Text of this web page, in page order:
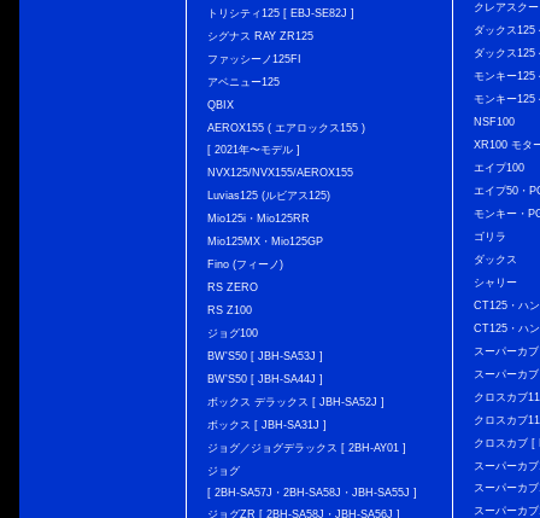
トリシティ125 [ EBJ-SE82J ]
シグナス RAY ZR125
ファッシーノ125FI
アベニュー125
QBIX
AEROX155 ( エアロックス155 )
[ 2021年〜モデル ]
NVX125/NVX155/AEROX155
Luvias125 (ルビアス125)
Mio125i・Mio125RR
Mio125MX・Mio125GP
Fino (フィーノ)
RS ZERO
RS Z100
ジョグ100
BW'S50 [ JBH-SA53J ]
BW'S50 [ JBH-SA44J ]
ボックス デラックス [ JBH-SA52J ]
ボックス [ JBH-SA31J ]
ジョグ／ジョグデラックス [ 2BH-AY01 ]
ジョグ
[ 2BH-SA57J・2BH-SA58J・JBH-SA55J ]
ジョグZR [ 2BH-SA58J・JBH-SA56J ]
クレアスク
ダックス
ダックス
モンキー
モンキー125
NSF100
XR100 モタ
エイプ100
エイプ50・
モンキー・
ゴリラ
ダックス
シャリー
CT125・ハ
CT125・ハ
スーパーカ
スーパーカ
クロスカブ
クロスカブ
クロスカブ [
スーパーカ
スーパーカ
スーパーカ